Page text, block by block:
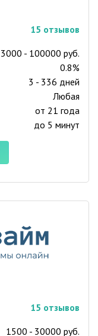
15 отзывов
3000 - 100000 руб.
0.8%
3 - 336 дней
Любая
от 21 года
до 5 минут
15 отзывов
1500 - 30000 руб.